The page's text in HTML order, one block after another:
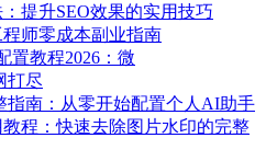
提升SEO效果的实用技巧
师零成本副业指南
置教程2026：微
打尽
指南：从零开始配置个人AI助手
程：快速去除图片水印的完整